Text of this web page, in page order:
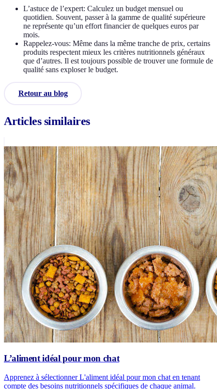
L’astuce de l’expert: Calculez un budget mensuel ou
quotidien. Souvent, passer à la gamme de qualité supérieure
ne représente qu’un effort financier de quelques euros par
mois.
Rappelez-vous: Même dans la même tranche de prix, certains
produits respectent mieux les critères nutritionnels généraux
que d’autres. Il est toujours possible de trouver une formule de
qualité sans exploser le budget.
Retour au blog
Articles similaires
L’aliment idéal pour mon chat
Apprenez à sélectionner L'aliment idéal pour mon chat en tenant
compte des besoins nutritionnels spécifiques de chaque animal.